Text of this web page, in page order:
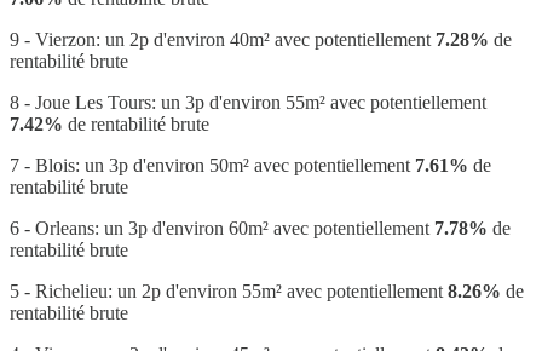
9 - Vierzon: un 2p d'environ 40m² avec potentiellement 7.28% de
rentabilité brute
8 - Joue Les Tours: un 3p d'environ 55m² avec potentiellement
7.42% de rentabilité brute
7 - Blois: un 3p d'environ 50m² avec potentiellement 7.61% de
rentabilité brute
6 - Orleans: un 3p d'environ 60m² avec potentiellement 7.78% de
rentabilité brute
5 - Richelieu: un 2p d'environ 55m² avec potentiellement 8.26% de
rentabilité brute